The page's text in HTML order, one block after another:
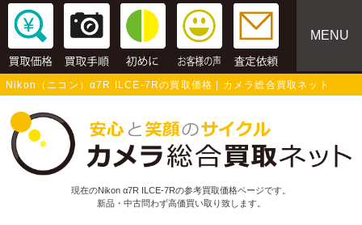
MENU
Nikon（ニコン）α7R ILCE-7Rの買取価格 | カメラ総合買取ネット
現在のNikon α7R ILCE-7Rの参考買取価格ページです。
新品・中古問わず高価買い取り致します。